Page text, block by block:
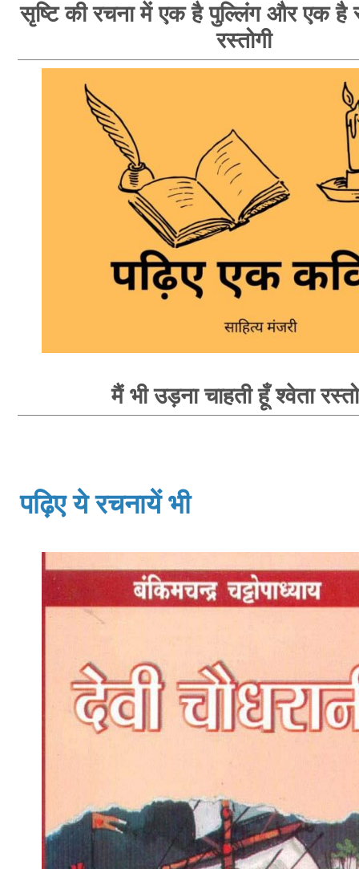
सृष्टि की रचना में एक है पुल्लिंग और एक है
रस्तोगी
मैं भी उड़ना चाहती हूँ श्वेता
पढ़िए ये रचनायें भी